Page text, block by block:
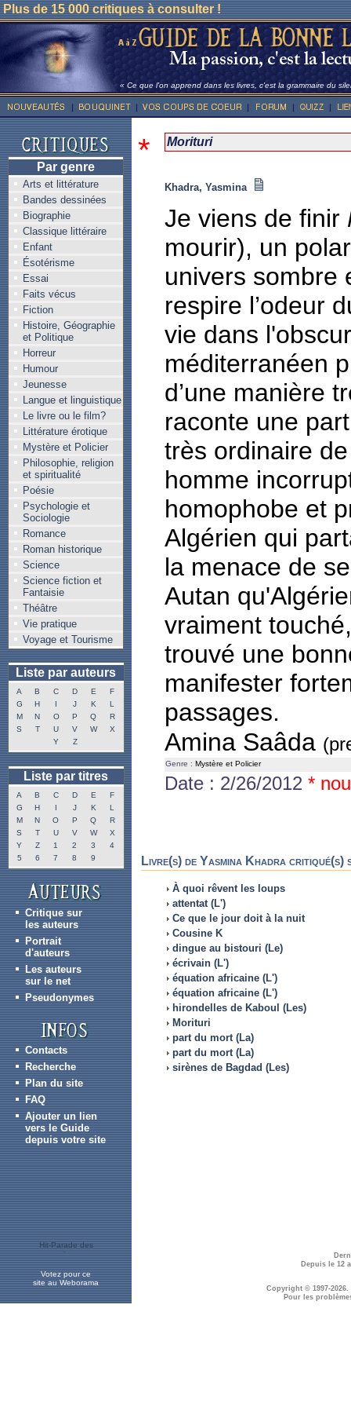
Plus de 15 000 critiques à consulter !
« Ce que l'on apprend dans les livres, c'est la grammaire du
Par genre
Arts et littérature
Bandes dessinées
Biographie
Classique littéraire
Enfant
Ésotérisme
Essai
Faits vécus
Fiction
Histoire, Géographie
et Politique
Horreur
Humour
Jeunesse
Langue et linguistique
Le livre ou le film?
Littérature érotique
Mystère et Policier
Philosophie, religion
et spiritualité
Poésie
Psychologie et
Sociologie
Romance
Roman historique
Science
Science fiction et
Fantaisie
Théâtre
Vie pratique
Voyage et Tourisme
Liste par auteurs
A B C D E
F
G
H I J K
L
M
N O P Q
R
S
T U V W
X
Y
Z
Liste par titres
A B C D E
F
G
H I J K
L
M
N O P Q
R
S
T U V W
X
Y
Z 1 2 3
4
5
6 7 8 9
Critique sur
les auteurs
Portrait
d'auteurs
Les auteurs
sur le net
Pseudonymes
Contacts
Recherche
Plan du site
FAQ
Ajouter un lien
vers le Guide
depuis votre site
* Morituri
Khadra, Yasmina
Je viens de finir
mourir), un
univers sombre
respire l’odeur
vie dans
méditerranéen
d’une manière
raconte une
très ordinaire
homme
homophobe et
Algérien qui
la menace de
Autan
vraiment
trouvé une
manifester
passages.
Amina Saâda
Genre : Mystère et Policier
Date : 2/26/2012 *
Livre(s) de Yasmina Khadra critiqué(s)
À quoi rêvent les loups
attentat (L')
Ce que le jour doit à la nuit
Cousine K
dingue au bistouri (Le)
écrivain (L')
équation africaine (L')
équation africaine (L')
hirondelles de Kaboul (Les)
Morituri
part du mort (La)
part du mort (La)
sirènes de Bagdad (Les)
Votez pour ce
site au Weborama
Depuis le 12
Copyright © 1997-2026.
Pour les